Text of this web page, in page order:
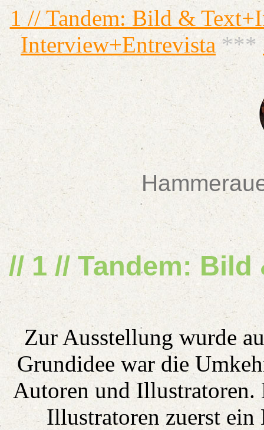
1 // Tandem: Bild &
Interview+Entrevista ***
Hamme
// 1 //Tandem: Bild
Zur Ausstellung wurde
Grundidee war die
Autoren und Illustratoren.
Illustratoren zuerst